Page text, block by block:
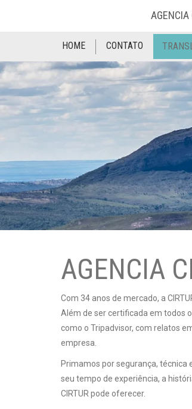
AGENCIA
HOME CONTATO
AGENCIA
Com 34 anos de mercado, a
Além de ser certificada em todos
como o Tripadvisor, com relatos
empresa.
Primamos por segurança, técnica
seu tempo de experiência, a
CIRTUR pode oferecer.